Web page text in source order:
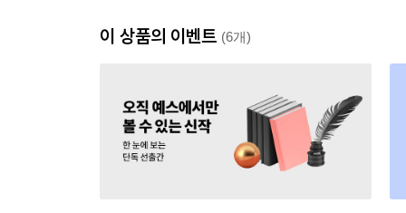
이 상품의 이벤트 (6개)